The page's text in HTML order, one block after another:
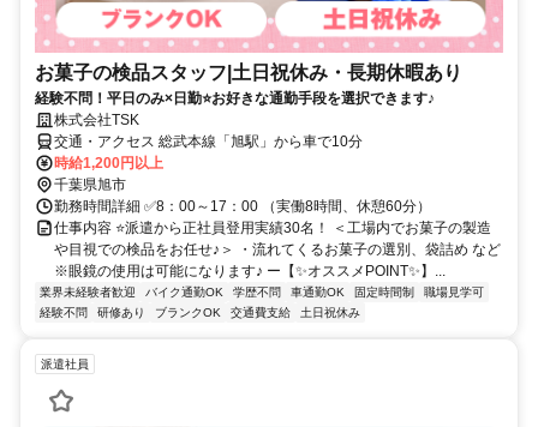
お菓子の検品スタッフ|土日祝休み・長期休暇あり
経験不問！平日のみ×日勤⭐お好きな通勤手段を選択できます♪
株式会社TSK
交通・アクセス 総武本線「旭駅」から車で10分
時給1,200円以上
千葉県旭市
勤務時間詳細 ✅8：00～17：00 （実働8時間、休憩60分）
仕事内容 ⭐派遣から正社員登用実績30名！ ＜工場内でお菓子の製造
や目視での検品をお任せ♪＞ ・流れてくるお菓子の選別、袋詰め など
※眼鏡の使用は可能になります♪ ー【✨オススメPOINT✨】...
業界未経験者歓迎 バイク通勤OK 学歴不問 車通勤OK 固定時間制
職場見学可
経験不問
研修あり ブランクOK 交通費支給 土日祝休み
派遣社員